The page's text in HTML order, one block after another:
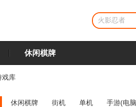
休闲棋牌
戏库
休闲棋牌 街机 单机 手游(电